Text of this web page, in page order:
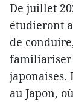
De juillet
étudieront
de
familiariser
japonaises.
au Japon,